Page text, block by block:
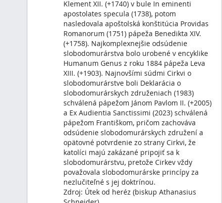
MISIJNÝ ČASOPIS MISSIO 7
https://sanctumvitae.sk/misijny-casopis-
a 12 prisľúbení Božského Srdca Ježišovho,
pápeži...
Zuzana >Blog
Farnosť Ilava 28. 05. 2026, 15:42
ŽENIE NÁS KRISTOVA LÁSKA (2
14)
Čo k tomu dodať? Ak aj vás, kliknite a čítajte ďalej...
Zuzana >Blog
Farnosť Ilava 21. 05. 2026, 20:00
KU CTI PANNY MÁRIE
Kto by si rád uctil Pannu Máriu Karmelskú, môže sa